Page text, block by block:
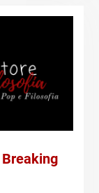
Breaking